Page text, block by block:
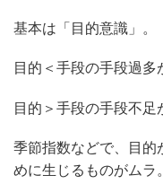
基本は「目的意識」。
目的＜手段の手段過多
目的＞手段の手段不足
季節指数などで、目的
めに生じるものがムラ。